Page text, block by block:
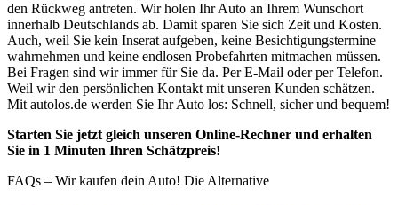
den Rückweg antreten. Wir holen Ihr Auto an Ihrem Wunschort
innerhalb Deutschlands ab. Damit sparen Sie sich Zeit und Kosten.
Auch, weil Sie kein Inserat aufgeben, keine Besichtigungstermine
wahrnehmen und keine endlosen Probefahrten mitmachen müssen.
Bei Fragen sind wir immer für Sie da. Per E-Mail oder per Telefon.
Weil wir den persönlichen Kontakt mit unseren Kunden schätzen.
Mit autolos.de werden Sie Ihr Auto los: Schnell, sicher und bequem!
Starten Sie jetzt gleich unseren Online-Rechner und erhalten
Sie in 1 Minuten Ihren Schätzpreis!
FAQs – Wir kaufen dein Auto! Die Alternative